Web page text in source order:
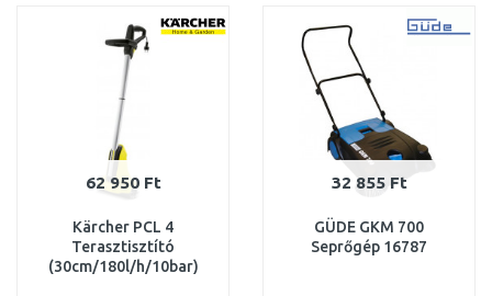
Összehasonlítás Összehasonlítás
62 950 Ft
Kärcher PCL 4
Terasztisztító
(30cm/180l/h/10bar)
32 855 Ft
GÜDE GKM 700
Seprőgép 16787